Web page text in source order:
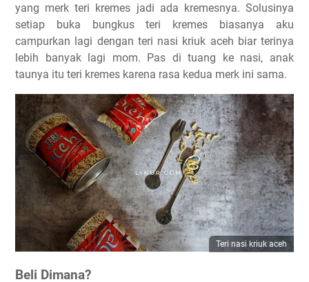
yang merk teri kremes jadi ada kremesnya. Solusinya
setiap buka bungkus teri kremes biasanya aku
campurkan lagi dengan teri nasi kriuk aceh biar terinya
lebih banyak lagi mom. Pas di tuang ke nasi, anak
taunya itu teri kremes karena rasa kedua merk ini sama.
Teri nasi kriuk aceh
Beli Dimana?